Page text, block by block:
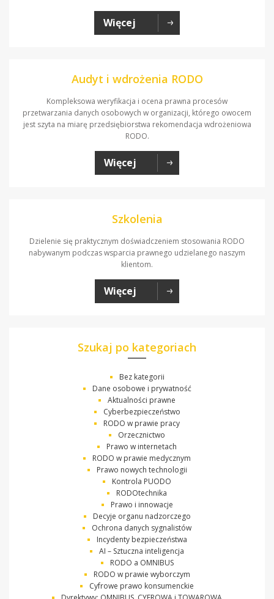
Więcej
Audyt i wdrożenia RODO
Kompleksowa weryfikacja i ocena prawna procesów
przetwarzania danych osobowych w organizacji, którego owocem
jest szyta na miarę przedsiębiorstwa rekomendacja wdrożeniowa
RODO.
Więcej
Szkolenia
Dzielenie się praktycznym doświadczeniem stosowania RODO
nabywanym podczas wsparcia prawnego udzielanego naszym
klientom.
Więcej
Szukaj po kategoriach
Bez kategorii
Dane osobowe i prywatność
Aktualności prawne
Cyberbezpieczeństwo
RODO w prawie pracy
Orzecznictwo
Prawo w internetach
RODO w prawie medycznym
Prawo nowych technologii
Kontrola PUODO
RODOtechnika
Prawo i innowacje
Decyje organu nadzorczego
Ochrona danych sygnalistów
Incydenty bezpieczeństwa
AI – Sztuczna inteligencja
RODO a OMNIBUS
RODO w prawie wyborczym
Cyfrowe prawo konsumenckie